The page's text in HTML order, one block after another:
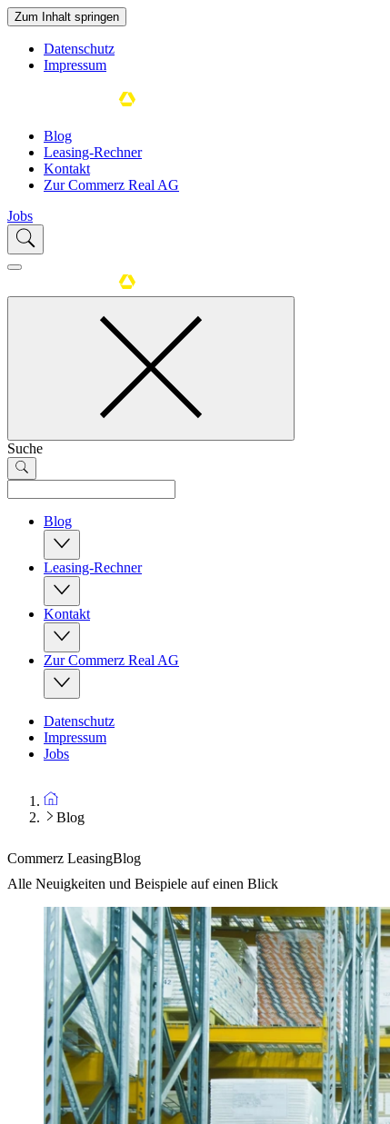
Zum Inhalt springen
Datenschutz
Impressum
Blog
Leasing-Rechner
Kontakt
Zur Commerz Real AG
Jobs
Suche
Blog
Leasing-Rechner
Kontakt
Zur Commerz Real AG
Datenschutz
Impressum
Jobs
Blog
Commerz LeasingBlog
Alle Neuigkeiten und Beispiele auf einen Blick